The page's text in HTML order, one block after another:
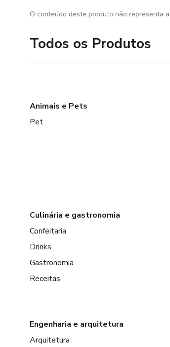
O conteúdo deste produto não representa
Todos os Produtos
Animais e Pets
Pet
Culinária e gastronomia
Confeitaria
Drinks
Gastronomia
Receitas
Engenharia e arquitetura
Arquitetura